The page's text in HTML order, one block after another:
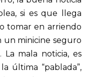
si es que llega
tomar en arriendo
un minicine seguro
mala noticia, es
última “pablada”,